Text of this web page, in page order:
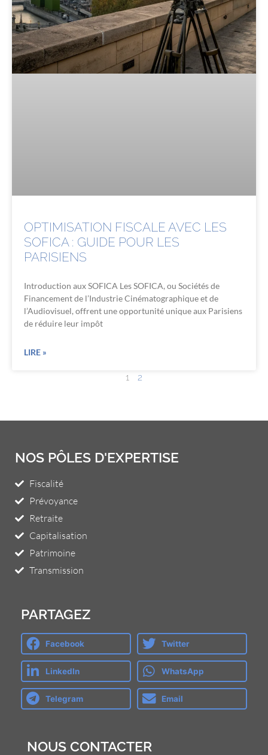
OPTIMISATION FISCALE AVEC LES
SOFICA : GUIDE POUR LES
PARISIENS
Introduction aux SOFICA Les SOFICA, ou Sociétés de
Financement de l’Industrie Cinématographique et de
l’Audiovisuel, offrent une opportunité unique aux Parisiens
de réduire leur impôt
LIRE »
1 2
NOS PÔLES D'EXPERTISE
Fiscalité
Prévoyance
Retraite
Capitalisation
Patrimoine
Transmission
PARTAGEZ
Facebook Twitter
LinkedIn WhatsApp
Telegram Email
NOUS CONTACTER